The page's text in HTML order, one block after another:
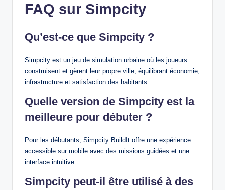
FAQ sur Simpcity
Qu’est-ce que Simpcity ?
Simpcity est un jeu de simulation urbaine où les joueurs
construisent et gèrent leur propre ville, équilibrant économie,
infrastructure et satisfaction des habitants.
Quelle version de Simpcity est la
meilleure pour débuter ?
Pour les débutants, Simpcity BuildIt offre une expérience
accessible sur mobile avec des missions guidées et une
interface intuitive.
Simpcity peut-il être utilisé à des